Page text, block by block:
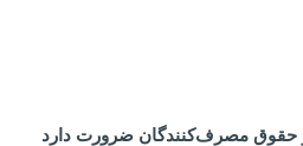
حقوق مصرف‌کنندگان ضرورت دارد